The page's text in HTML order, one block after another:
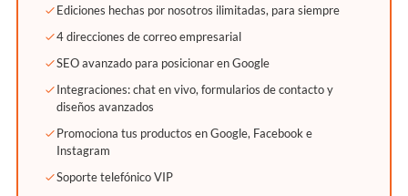
Ediciones hechas por nosotros ilimitadas, para siempre
4 direcciones de correo empresarial
SEO avanzado para posicionar en Google
Integraciones: chat en vivo, formularios de contacto y
diseños avanzados
Promociona tus productos en Google, Facebook e
Instagram
Soporte telefónico VIP